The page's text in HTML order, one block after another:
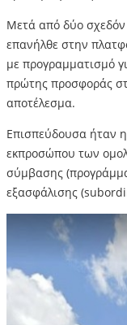
Μετά από δύο
επανήλθε στην
με προγραμματισμό
πρώτης προσφοράς
αποτέλεσμα.
Επισπεύδουσα ήταν
εκπροσώπου των
σύμβασης
εξασφάλισης